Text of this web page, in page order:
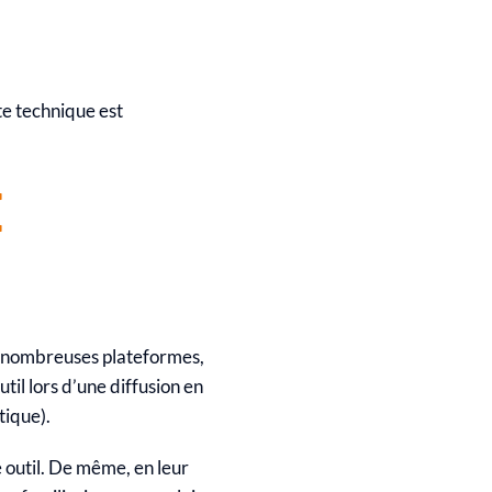
technique est
plateformes,
lors d’une diffusion en
outil. De même, en leur